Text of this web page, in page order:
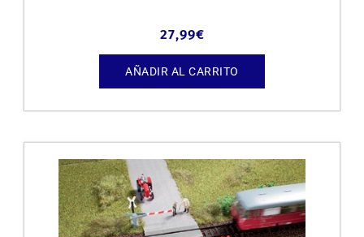
27,99€
AÑADIR AL CARRITO